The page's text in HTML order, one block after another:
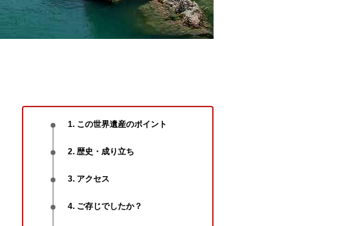
1. この世界遺産のポイント
2. 歴史・成り立ち
3. アクセス
4. ご存じでしたか？